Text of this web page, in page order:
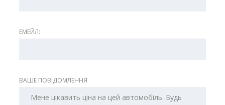
ЕМЕЙЛ:
ВАШЕ ПОВІДОМЛЕННЯ